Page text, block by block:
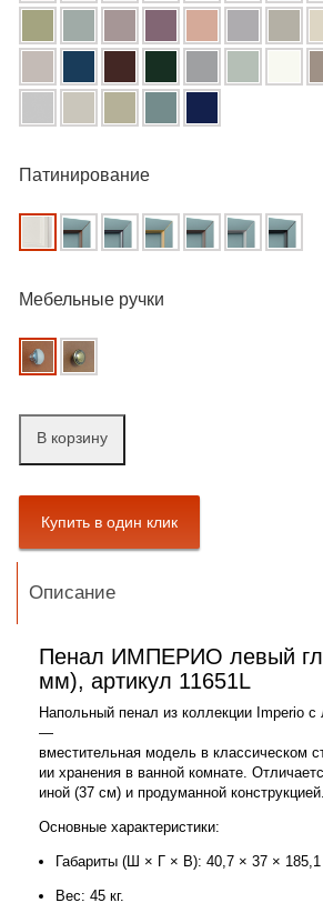
Патинирование
Мебельные ручки
В корзину
Описание
Пенал ИМПЕРИО левый
мм), артикул 11651L
Напольный пенал из коллекции Imperio с
—
вместительная модель в классическом
ии хранения в ванной комнате.
иной (37 см) и продуманной конструкцией.
Основные характеристики:
Габариты (Ш × Г × В): 40,7 × 37 × 185,1
Вес: 45 кг.